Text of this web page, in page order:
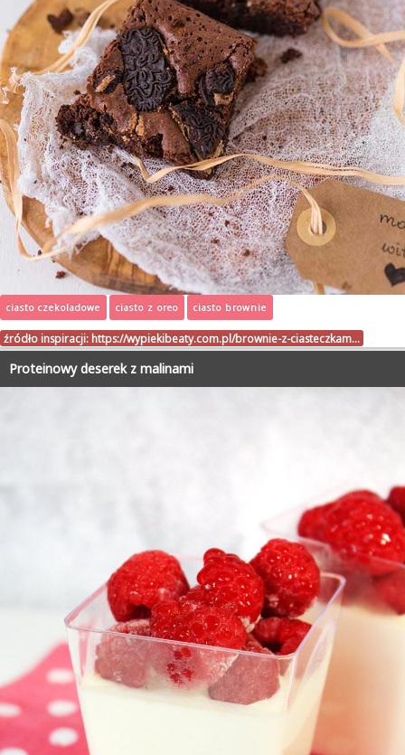
ciasto czekoladowe ciasto z oreo ciasto brownie
źródło inspiracji: https://wypiekibeaty.com.pl/brownie-z-ciasteczkam…
Proteinowy deserek z malinami